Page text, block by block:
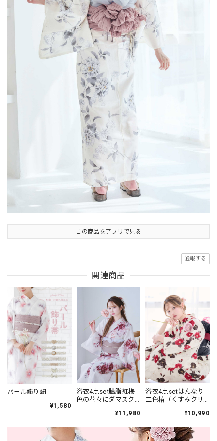
この商品をアプリで見る
通報する
関連商品
パール飾り紐
¥1,580
浴衣4点set臙脂紅梅
色の花々にダマスク
¥11,980
浴衣4点setはんなり
二色椿（くすみクリ
¥10,990